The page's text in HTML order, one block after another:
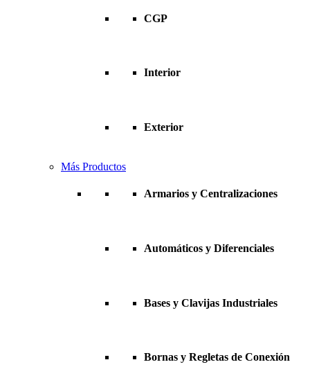
CGP
Interior
Exterior
Más Productos
Armarios y Centralizaciones
Automáticos y Diferenciales
Bases y Clavijas Industriales
Bornas y Regletas de Conexión